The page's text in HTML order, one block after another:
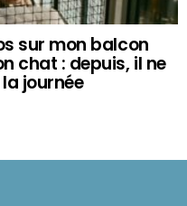
sur mon balcon
chat : depuis, il ne
journée